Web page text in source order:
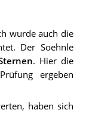
wurde auch die
Der Soehnle
. Hier die
ergeben
haben sich